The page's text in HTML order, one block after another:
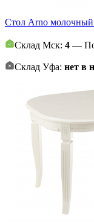
Стол Arno молочный
Склад Мск: 4 —
Склад Уфа: нет в